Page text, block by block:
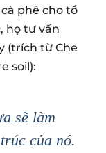
phê cho tổ
họ tư vấn
(trích từ Che
soil):
sẽ làm
của nó.